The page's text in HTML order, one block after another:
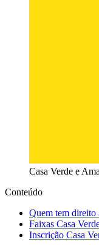
Casa Verde e
Conteúdo
Quem tem direito
Faixas Casa
Inscrição Casa